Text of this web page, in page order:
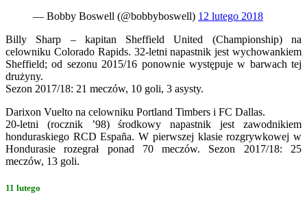
— Bobby Boswell (@bobbyboswell) 12 lutego 2018
Billy Sharp – kapitan Sheffield United (Championship) na
celowniku Colorado Rapids. 32-letni napastnik jest wychowankiem
Sheffield; od sezonu 2015/16 ponownie występuje w barwach tej
drużyny.
Sezon 2017/18: 21 meczów, 10 goli, 3 asysty.
Darixon Vuelto na celowniku Portland Timbers i FC Dallas.
20-letni (rocznik ’98) środkowy napastnik jest zawodnikiem
honduraskiego RCD España. W pierwszej klasie rozgrywkowej w
Hondurasie rozegrał ponad 70 meczów. Sezon 2017/18: 25
meczów, 13 goli.
11 lutego